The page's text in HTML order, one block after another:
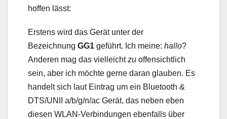
hoffen lässt:
Erstens wird das Gerät unter der
Bezeichnung GG1 geführt. Ich meine: hallo?
Anderen mag das vielleichtzu offensichtlich
sein, aber ich möchte gerne daran glauben. Es
handelt sich laut Eintrag um ein Bluetooth &
DTS/UNII a/b/g/n/ac Gerät, das neben eben
diesen WLAN-Verbindungen ebenfalls über